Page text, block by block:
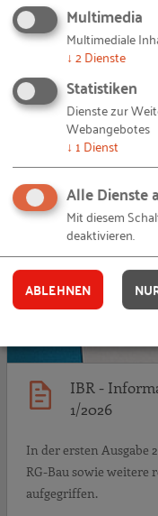
Wachstum
Die ZIM-Förderung
Unternehmen bei
29.05.2026
IBR
IBR -
1/2026
In der ersten Ausgabe
RG-Bau sowie
aufgegriffen.
Multimedia
Multimediale
↓ 2Dienste
Statistiken
Dienste zur
Webangebotes
↓ 1 Dienst
Alle Dienste
Mit diesem
deaktivieren.
ABLEHNEN